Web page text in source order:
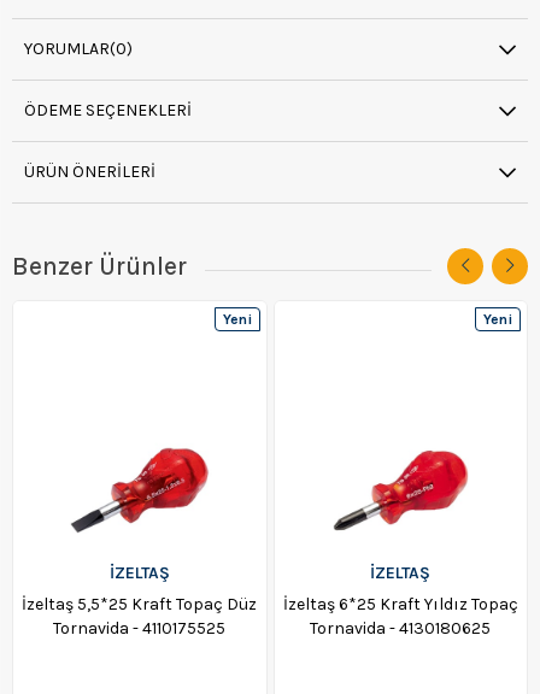
YORUMLAR(0)
ÖDEME SEÇENEKLERI
ÜRÜN ÖNERILERI
Benzer Ürünler
İZELTAŞ
İzeltaş 5,5*25 Kraft Topaç Düz
Tornavida - 4110175525
Yeni
İZELTAŞ
İzeltaş 6*25 Kraft Yıldız Topaç
Tornavida - 4130180625
Yeni